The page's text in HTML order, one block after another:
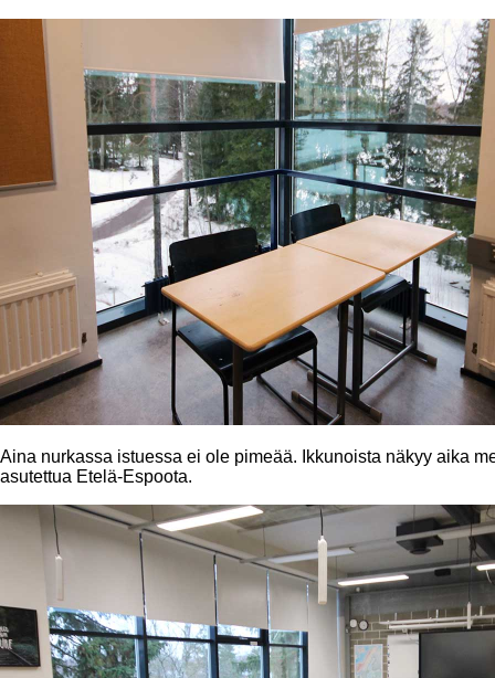
Aina nurkassa istuessa ei ole pimeää. Ikkunoista näkyy aika
asutettua Etelä-Espoota.